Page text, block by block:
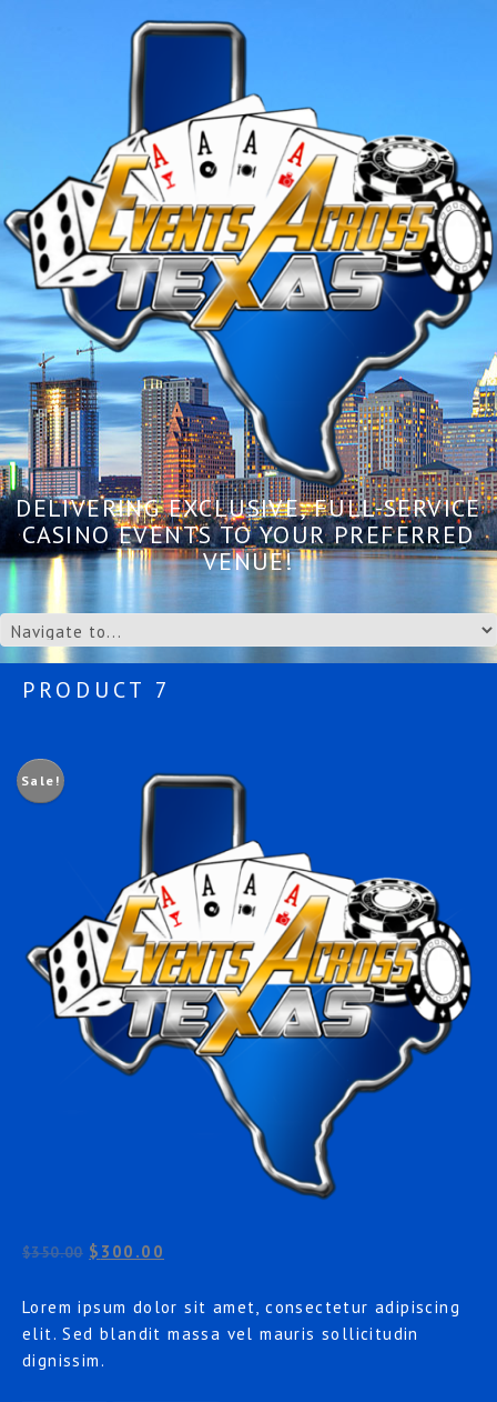
DELIVERING EXCLUSIVE, FULL-SERVICE
CASINO EVENTS TO YOUR PREFERRED
VENUE!
PRODUCT 7
Sale!
$350.00 $ 300.00
Lorem ipsum dolor sit amet, consectetur adipiscing
elit. Sed blandit massa vel mauris sollicitudin
dignissim.